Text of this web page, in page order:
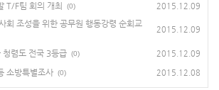
T/F팀 회의 개최 (0) 2015.12.09
회 조성을 위한 공무원 행동강령 순회교
2015.12.09
렴도 전국 3등급 (0) 2015.12.09
소방특별조사 (0) 2015.12.08